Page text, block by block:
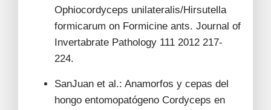
Ophiocordyceps unilateralis/Hirsutella
formicarum on Formicine ants. Journal of
Invertabrate Pathology 111 2012 217-
224.
SanJuan et al.: Anamorfos y cepas del
hongo entomopatógeno Cordyceps en